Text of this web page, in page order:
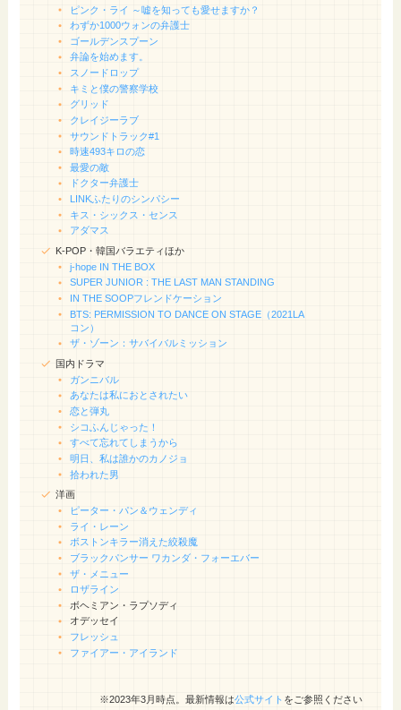
ピンク・ライ ～嘘を知っても愛せますか？
わずか1000ウォンの弁護士
ゴールデンスプーン
弁論を始めます。
スノードロップ
キミと僕の警察学校
グリッド
クレイジーラブ
サウンドトラック#1
時速493キロの恋
最愛の敵
ドクター弁護士
LINKふたりのシンパシー
キス・シックス・センス
アダマス
K-POP・韓国バラエティほか
j-hope IN THE BOX
SUPER JUNIOR : THE LAST MAN STANDING
IN THE SOOPフレンドケーション
BTS: PERMISSION TO DANCE ON STAGE（2021LA
コン）
ザ・ゾーン：サバイバルミッション
国内ドラマ
ガンニバル
あなたは私におとされたい
恋と弾丸
シコふんじゃった！
すべて忘れてしまうから
明日、私は誰かのカノジョ
拾われた男
洋画
ピーター・パン＆ウェンディ
ライ・レーン
ボストンキラー消えた絞殺魔
ブラックパンサー ワカンダ・フォーエバー
ザ・メニュー
ロザライン
ボヘミアン・ラプソディ
オデッセイ
フレッシュ
ファイアー・アイランド
※2023年3月時点。最新情報は公式サイト をご参照ください